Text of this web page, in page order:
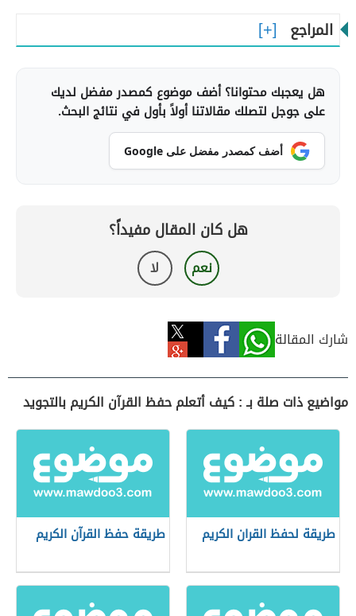
المراجع
هل يعجبك محتوانا؟ أضف موضوع كمصدر مفضل لديك
على جوجل لتصلك مقالاتنا أولاً بأول في نتائج البحث.
أضف كمصدر مفضل على Google
هل كان المقال مفيداً؟
نعم لا
شارك المقالة
مواضيع ذات صلة بـ : كيف أتعلم حفظ القرآن الكريم بالتجويد
طريقة لحفظ القران الكريم طريقة حفظ القرآن الكريم